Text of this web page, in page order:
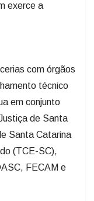
exerce a
com órgãos
técnico
em conjunto
de Santa
Santa Catarina
(TCE-SC),
FECAM e